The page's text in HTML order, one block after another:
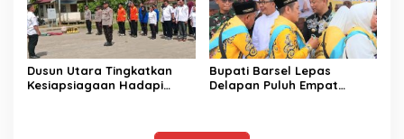
Dusun Utara Tingkatkan
Kesiapsiagaan Hadapi
Bupati Barsel Lepas
Delapan Puluh Empat